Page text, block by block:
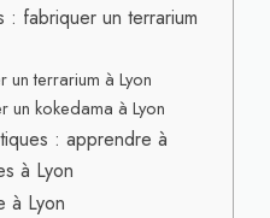
: fabriquer un terrarium
terrarium à Lyon
kokedama à Lyon
: apprendre à
à Lyon
à Lyon